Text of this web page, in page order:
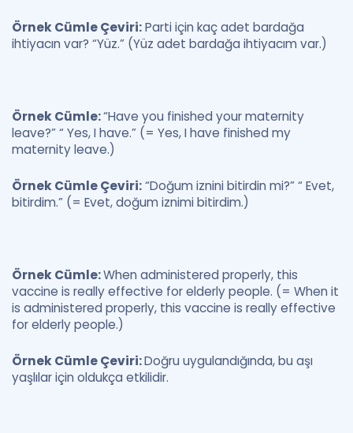
Örnek Cümle Çeviri:Parti için kaç adet bardağa
ihtiyacın var? “Yüz.” (Yüz adet bardağa ihtiyacım var.)
Örnek Cümle:“Have you finished your maternity
leave?” “ Yes, I have.” (= Yes, I have finished my
maternity leave.)
Örnek Cümle Çeviri:“Doğum iznini bitirdin mi?” “ Evet,
bitirdim.” (= Evet, doğum iznimi bitirdim.)
Örnek Cümle:When administered properly, this
vaccine is really effective for elderly people. (= When it
is administered properly, this vaccine is really effective
for elderly people.)
Örnek Cümle Çeviri:Doğru uygulandığında, bu aşı
yaşlılar için oldukça etkilidir.